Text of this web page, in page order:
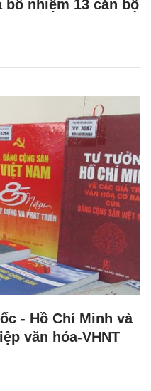
bổ nhiệm 13 cán bộ
- Hồ Chí Minh và
văn hóa-VHNT